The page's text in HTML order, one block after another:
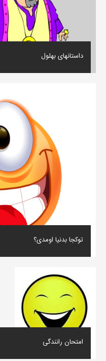
داستانهای بهلول
توکجا بدنیا اومدی؟
امتحان رانندگی